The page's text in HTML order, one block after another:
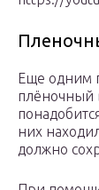
Еще одним
плёночный
них
должно